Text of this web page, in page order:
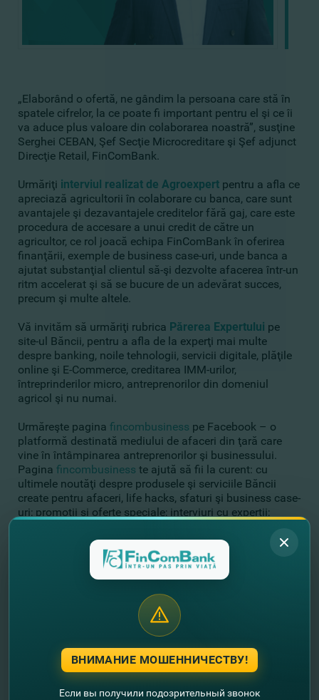
„Elaborând o ofertă, ne gândim la persoana care stă în
spatele cifrelor, la ce poate fi important pentru el şi ce îi
va aduce plus valoare din colaborarea noastră”, susţine
Serghei CEBAN, Şef Secţie Microcreditare şi Şef adjunct
Direcţie Retail, FinComBank.
Urmăriţi interviul realizat de Agroexpert pentru a afla ce
apreciază agricultorii în colaborare cu banca, care sunt
avantajele şi dezavantajele creditelor fără gaj, care este
procedura de accesare a unui credit de către un
agricultor, ce rol joacă echipa FinComBank în oferirea
finanţării, exemple de business case-uri, unde banca a
ajutat substanţial clientul să-şi dezvolte afacerea într-un
ritm accelerat şi să se bucure de un adevărat succes,
precum şi multe altele.
Vă invităm să urmăriţi rubrica Părerea Expertului pe
site-ul Băncii, pentru a afla de la experţi mai multe
despre banking, noile tehnologii, servicii digitale, plăţile
online şi E-Commerce, creditarea IMM-urilor,
întreprinderilor micro, antreprenorilor din domeniul
agricol şi nu numai.
Urmăreşte pagina fincombusiness pe Facebook – o
platformă destinată mediului de afaceri din ţară care
vine în întâmpinarea antreprenorilor şi businessului.
Pagina fincombusiness te ajută să fii la curent: cu
ultimele noutăţi despre produsele şi serviciile Băncii
create pentru afaceri, life hacks, sfaturi şi business case-
uri; promoţii şi oferte speciale; interviuri cu experţii;
Moldova şi multe altele.
Другие новости
ВНИМАНИЕ МОШЕННИЧЕСТВУ!
Если вы получили подозрительный звонок